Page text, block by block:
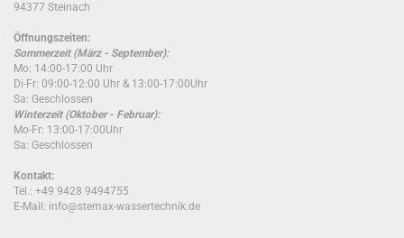
94377 Steinach
Öffnungszeiten:
Sommerzeit (März - September):
Mo: 14:00-17:00 Uhr
Di-Fr: 09:00-12:00 Uhr & 13:00-17:00Uhr
Sa: Geschlossen
Winterzeit (Oktober - Februar):
Mo-Fr: 13:00-17:00Uhr
Sa: Geschlossen
Kontakt:
Tel.: +49 9428 9494755
E-Mail: info@stemax-wassertechnik.de